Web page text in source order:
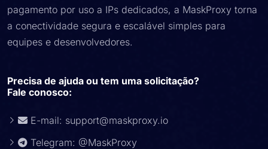
pagamento por uso a IPs dedicados, a MaskProxy torna
a conectividade segura e escalável simples para
equipes e desenvolvedores.
Precisa de ajuda ou tem uma solicitação?
Fale conosco:
E-mail: support@maskproxy.io
Telegram: @MaskProxy